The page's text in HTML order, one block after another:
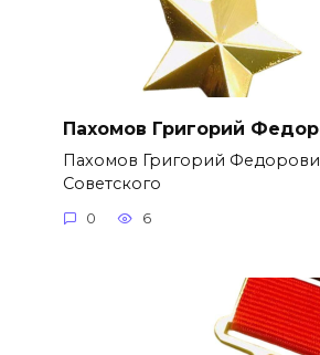
Пахомов Григорий
Пахомов Григорий
Советского
0 6